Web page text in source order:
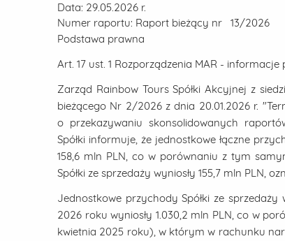
Data: 29.05.2026 r.
Numer raportu: Raport bieżący nr 13/2026
Podstawa prawna
Art. 17 ust. 1 Rozporządzenia MAR - informacje
Zarząd Rainbow Tours Spółki Akcyjnej z
bieżącego Nr 2/2026 z dnia 20.01.2026 r.
o przekazywaniu skonsolidowanych
Spółki informuje, że jednostkowe łączne
158,6 mln PLN, co w porównaniu z tym
Spółki ze sprzedaży wyniosły 155,7 mln PLN,
Jednostkowe przychody Spółki ze
2026 roku wyniosły 1.030,2 mln PLN, co w
kwietnia 2025 roku), w którym w rachunku